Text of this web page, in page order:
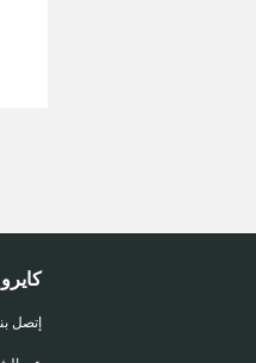
كايرو 360
إتصل